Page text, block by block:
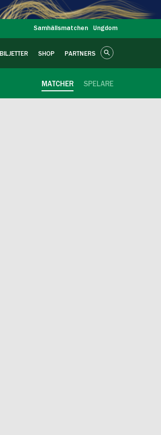
Samhällsmatchen Ungdom
BILJETTER SHOP PARTNERS
SPELARE
MATCHER